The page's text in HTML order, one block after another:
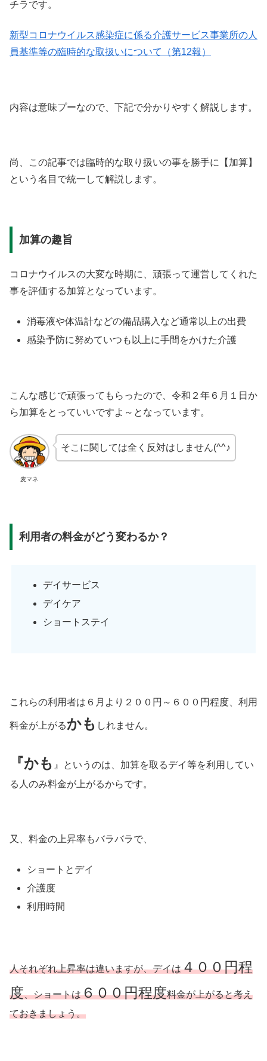
チラです。
新型コロナウイルス感染症に係る介護サービス事業所の人
員基準等の臨時的な取扱いについて（第12報）
内容は意味プーなので、下記で分かりやすく解説します。
尚、この記事では臨時的な取り扱いの事を勝手に【加算】
という名目で統一して解説します。
加算の趣旨
コロナウイルスの大変な時期に、頑張って運営してくれた
事を評価する加算となっています。
消毒液や体温計などの備品購入など通常以上の出費
感染予防に努めていつも以上に手間をかけた介護
こんな感じで頑張ってもらったので、令和２年６月１日か
ら加算をとっていいですよ～となっています。
麦マネ
そこに関しては全く反対はしません(^^♪
利用者の料金がどう変わるか？
デイサービス
デイケア
ショートステイ
これらの利用者は６月より２００円～６００円程度、利用
料金が上がるかも しれません。
『かも 』というのは、加算を取るデイ等を利用してい
る人のみ料金が上がるからです。
又、料金の上昇率もバラバラで、
ショートとデイ
介護度
利用時間
人それぞれ上昇率は違いますが、デイは４００円程
度、ショートは６００円程度料金が上がると考え
ておきましょう。